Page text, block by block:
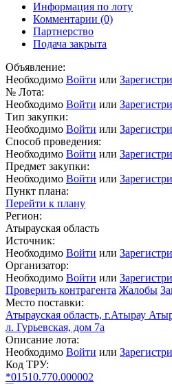
Информация по лоту
Комментарии (0)
Партнерство
Подача закрыта
Объявление:
Необходимо Войти или
№ Лота:
Необходимо Войти или
Тип закупки:
Необходимо Войти или
Способ проведения:
Необходимо Войти или
Предмет закупки:
Необходимо Войти или
Пункт плана:
Перейти к плану
Регион:
Атырауская область
Источник:
Необходимо Войти или
Организатор:
Необходимо Войти или
Проверить контрагента Жалобы
Место поставки:
Атырауская область, г.Атырау
л. Гурьевская, дом 7а
Описание лота:
Необходимо Войти или
Код ТРУ:
*01510.770.000002